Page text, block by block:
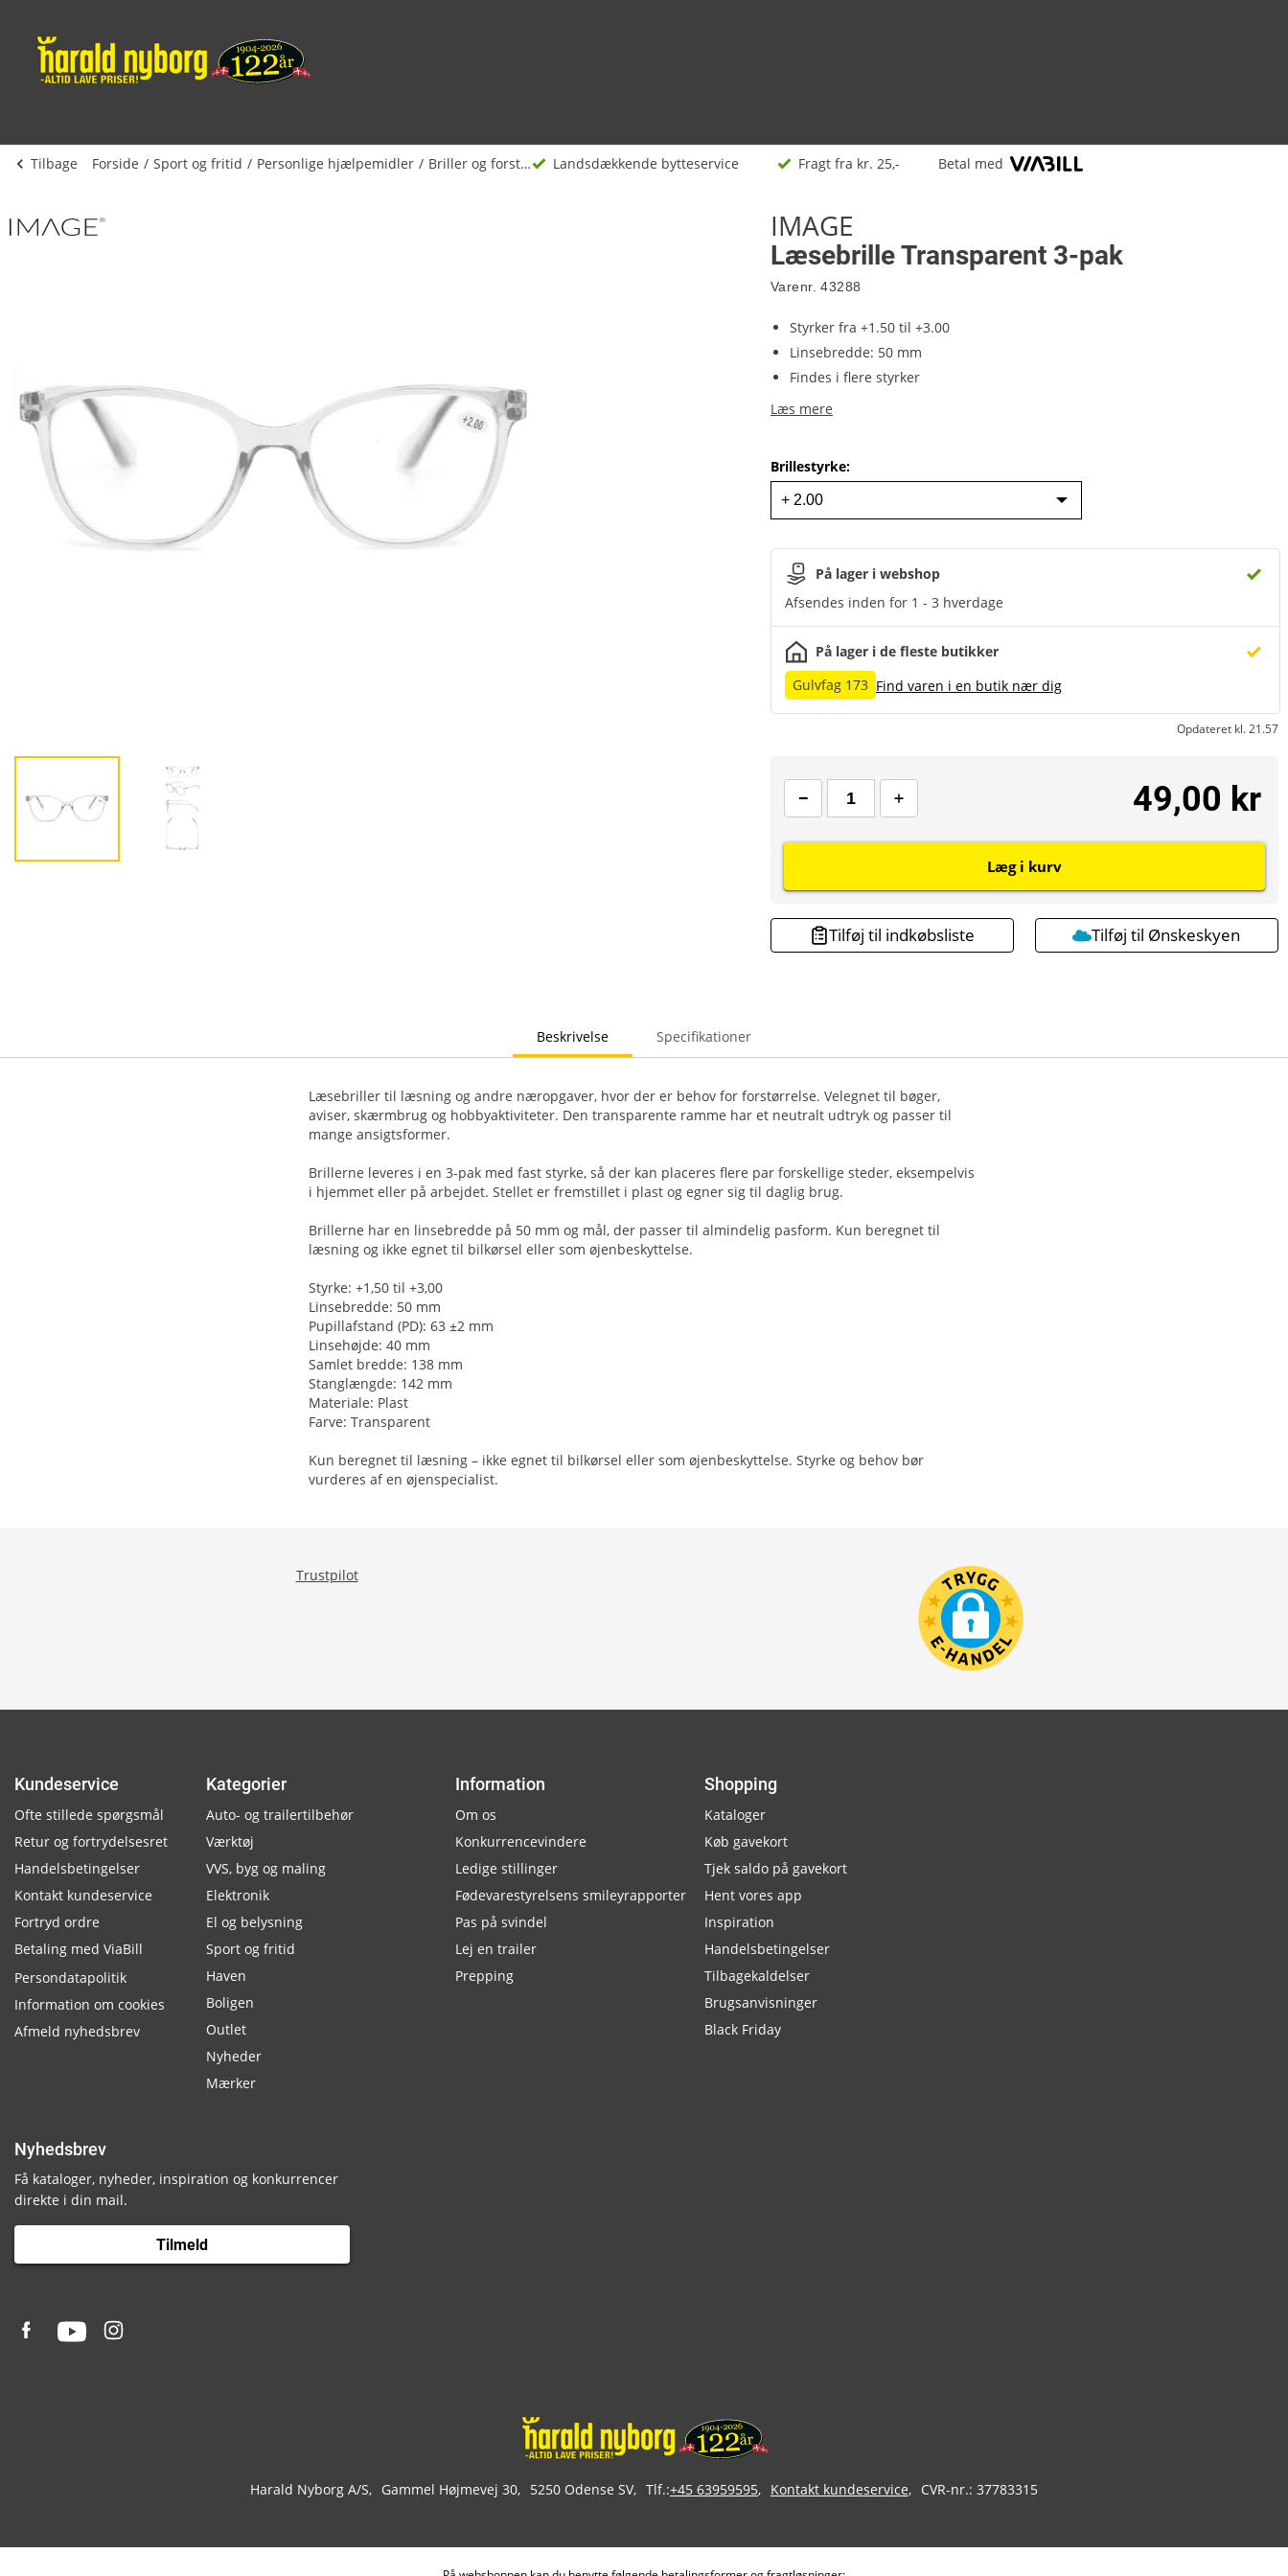
Tilbage Forside Sport og fritid Personlige hjælpemidler Briller og forstørrelsesglas Landsdækkende bytteservice Fragt fra kr. 25,- Betal med
IMAGE
Læsebrille Transparent 3-pak
Varenr. 43288
Styrker fra +1.50 til +3.00
Linsebredde: 50 mm
Findes i flere styrker
Læs mere
Brillestyrke:
På lager i webshop
Afsendes inden for 1 - 3 hverdage
På lager i de fleste butikker
Gulvfag 173 Find varen i en butik nær dig
Opdateret kl. 21.57
49,00 kr
Læg i kurv
Tilføj til indkøbsliste Tilføj til Ønskeskyen
Beskrivelse Specifikationer
Læsebriller til læsning og andre næropgaver, hvor der er behov for forstørrelse. Velegnet til bøger,
aviser, skærmbrug og hobbyaktiviteter. Den transparente ramme har et neutralt udtryk og passer til
mange ansigtsformer.
Brillerne leveres i en 3-pak med fast styrke, så der kan placeres flere par forskellige steder, eksempelvis
i hjemmet eller på arbejdet. Stellet er fremstillet i plast og egner sig til daglig brug.
Brillerne har en linsebredde på 50 mm og mål, der passer til almindelig pasform. Kun beregnet til
læsning og ikke egnet til bilkørsel eller som øjenbeskyttelse.
Styrke: +1,50 til +3,00
Linsebredde: 50 mm
Pupillafstand (PD): 63 ±2 mm
Linsehøjde: 40 mm
Samlet bredde: 138 mm
Stanglængde: 142 mm
Materiale: Plast
Farve: Transparent
Kun beregnet til læsning – ikke egnet til bilkørsel eller som øjenbeskyttelse. Styrke og behov bør
vurderes af en øjenspecialist.
Trustpilot
Kundeservice
Ofte stillede spørgsmål
Retur og fortrydelsesret
Handelsbetingelser
Kontakt kundeservice
Fortryd ordre
Betaling med ViaBill
Persondatapolitik
Information om cookies
Afmeld nyhedsbrev
Kategorier
Auto- og trailertilbehør
Værktøj
VVS, byg og maling
Elektronik
El og belysning
Sport og fritid
Haven
Boligen
Outlet
Nyheder
Mærker
Information
Om os
Konkurrencevindere
Ledige stillinger
Fødevarestyrelsens smileyrapporter
Pas på svindel
Lej en trailer
Prepping
Shopping
Kataloger
Køb gavekort
Tjek saldo på gavekort
Hent vores app
Inspiration
Handelsbetingelser
Tilbagekaldelser
Brugsanvisninger
Black Friday
Nyhedsbrev
Få kataloger, nyheder, inspiration og konkurrencer
direkte i din mail.
Tilmeld
Harald Nyborg A/S Gammel Højmevej 30 5250 Odense SV Tlf.:+45 63959595 Kontakt kundeservice CVR-nr.: 37783315